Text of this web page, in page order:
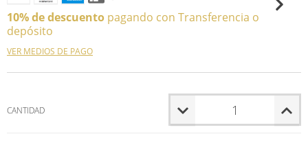
10% de descuento pagando con Transferencia o
depósito
VER MEDIOS DE PAGO
CANTIDAD